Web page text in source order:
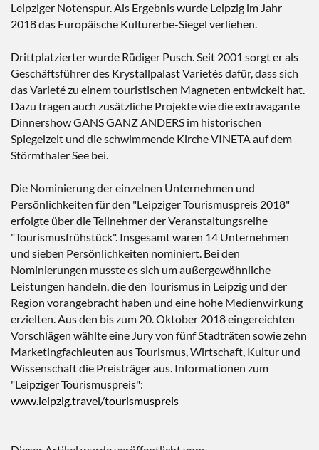
Leipziger Notenspur. Als Ergebnis wurde Leipzig im Jahr
2018 das Europäische Kulturerbe-Siegel verliehen.
Drittplatzierter wurde Rüdiger Pusch. Seit 2001 sorgt er als
Geschäftsführer des Krystallpalast Varietés dafür, dass sich
das Varieté zu einem touristischen Magneten entwickelt hat.
Dazu tragen auch zusätzliche Projekte wie die extravagante
Dinnershow GANS GANZ ANDERS im historischen
Spiegelzelt und die schwimmende Kirche VINETA auf dem
Störmthaler See bei.
Die Nominierung der einzelnen Unternehmen und
Persönlichkeiten für den "Leipziger Tourismuspreis 2018"
erfolgte über die Teilnehmer der Veranstaltungsreihe
"Tourismusfrühstück". Insgesamt waren 14 Unternehmen
und sieben Persönlichkeiten nominiert. Bei den
Nominierungen musste es sich um außergewöhnliche
Leistungen handeln, die den Tourismus in Leipzig und der
Region vorangebracht haben und eine hohe Medienwirkung
erzielten. Aus den bis zum 20. Oktober 2018 eingereichten
Vorschlägen wählte eine Jury von fünf Stadträten sowie zehn
Marketingfachleuten aus Tourismus, Wirtschaft, Kultur und
Wissenschaft die Preisträger aus. Informationen zum
"Leipziger Tourismuspreis":
www.leipzig.travel/tourismuspreis